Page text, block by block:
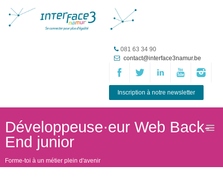
081 63 34 90
contact@interface3namur.be
Inscription à notre newsletter
Développeuse·eur Web Back-
End junior
Forme-toi à un métier plein d'avenir
Agenda
Équipe
Travailler chez
Interface3.Namur